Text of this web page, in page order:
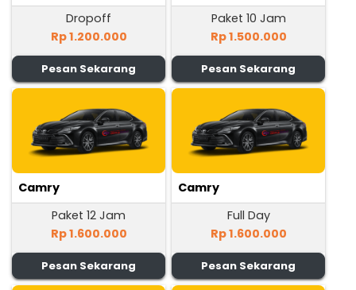
Dropoff
Rp 1.200.000
Pesan Sekarang
Paket 10 Jam
Rp 1.500.000
Pesan Sekarang
Camry
Paket 12 Jam
Rp 1.600.000
Pesan Sekarang
Camry
Full Day
Rp 1.600.000
Pesan Sekarang